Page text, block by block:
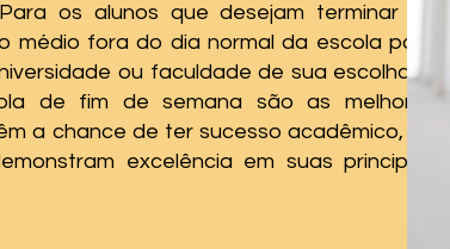
os alunos que desejam terminar ou
médio fora do dia normal da escola para
ou faculdade de sua escolha, a
de fim de semana são as melhores
a chance de ter sucesso acadêmico, ao
excelência em suas principais